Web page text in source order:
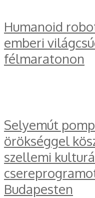
Humanoid
emberi
félmaratonon
Selyemút
örökséggel
szellemi
Budapesten